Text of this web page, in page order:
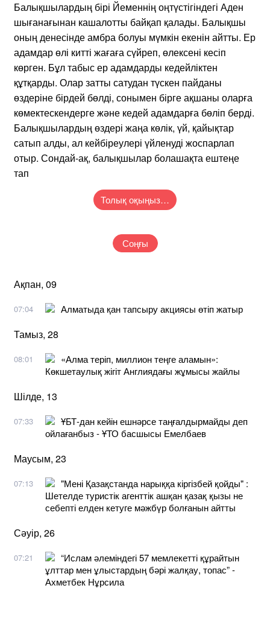
Балықшылардың бірі Йеменнің оңтүстігіндегі Аден
шығанағынан кашалотты байқап қалады. Балықшы
оның денесінде амбра болуы мүмкін екенін айтты. Ер
адамдар өлі китті жағаға сүйреп, өлексені кесіп
көрген. Бұл табыс ер адамдарды кедейліктен
құтқарды. Олар затты сатудан түскен пайданы
өздеріне бірдей бөлді, сонымен бірге ақшаны оларға
көмектескендерге және кедей адамдарға бөліп берді.
Балықшылардың өздері жаңа көлік, үй, қайықтар
сатып алды, ал кейбіреулері үйленуді жоспарлап
отыр. Сондай-ақ, балықшылар болашақта ештеңе
тап
Толық оқыңыз…
Соңғы
Ақпан, 09
07:04 Алматыда қан тапсыру акциясы өтіп жатыр
Тамыз, 28
08:01
«Алма теріп, миллион теңге аламын»:
Көкшетаулық жігіт Англиядағы жұмысы жайлы
Шілде, 13
07:33
ҰБТ-дан кейін ешнәрсе таңғалдырмайды деп
ойлағанбыз - ҰТО басшысы Емелбаев
Маусым, 23
07:13
"Мені Қазақстанда нарыққа кіргізбей қойды" :
Шетелде туристік агенттік ашқан қазақ қызы не
себепті елден кетуге мәжбүр болғанын айтты
Сәуір, 26
07:21
“Ислам әлеміндегі 57 мемлекетті құрайтын
ұлттар мен ұлыстардың бәрі жалқау, топас” -
Ахметбек Нұрсила